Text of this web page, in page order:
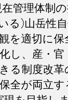
管理体制
る)山岳性
を適切に
し、産・
る制度改
全が両立